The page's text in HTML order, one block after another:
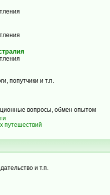
попутчики и т.п.
вопросы, обмен опытом
путешествий
и т.п.